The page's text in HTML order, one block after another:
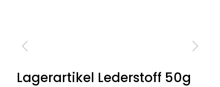
Lagerartikel Lederstoff 50g